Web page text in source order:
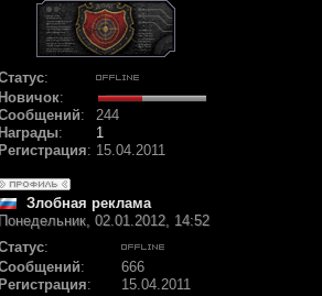
:
Новичок:
:
244
Награды:
1
Регистрация: 15.04.2011
Злобная реклама
Понедельник, 02.01.2012, 14:52
:
:
666
Регистрация: 15.04.2011